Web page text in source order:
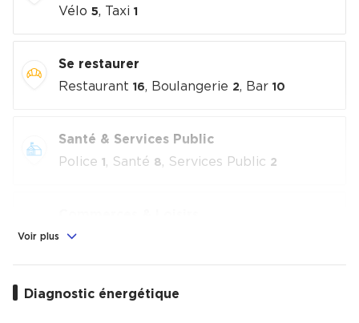
Vélo 5, Taxi 1
Se restaurer
Restaurant 16, Boulangerie 2, Bar 10
Santé & Services Public
Police 1 , Santé 8, Services Public 2
Alimentation
Voir plus
Diagnostic énergétique